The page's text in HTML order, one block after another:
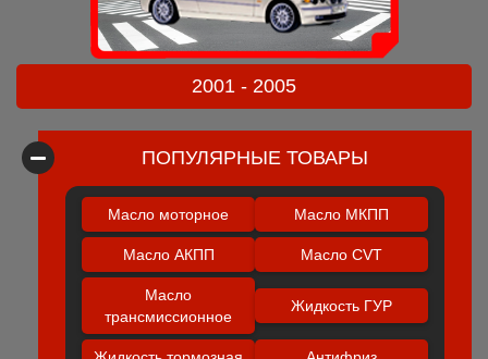
2001 - 2005
ПОПУЛЯРНЫЕ ТОВАРЫ
Масло моторное Масло МКПП
Масло АКПП Масло CVT
Масло
трансмиссионное
Жидкость ГУР